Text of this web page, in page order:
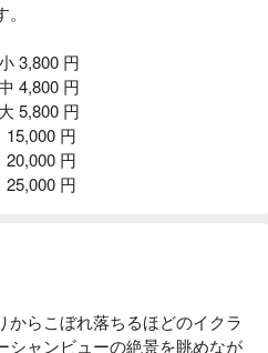
3,800 円
4,800 円
5,800 円
円
円
円
からこぼれ落ちるほどのイクラ
シャンビューの絶景を眺めなが